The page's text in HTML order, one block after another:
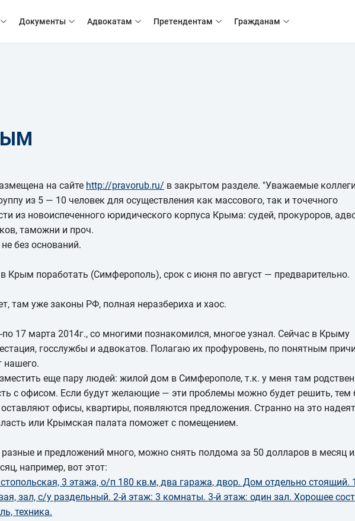
Документы Адвокатам Претендентам Гражданам
на сайте http://pravorub.ru/ в закрытом разделе. "Уважаемые
из 5 — 10 человек для осуществления как массового, так и точечного
из новоиспеченного юридического корпуса Крыма: судей, прокуроров,
таможни и проч.
без оснований.
Крым поработать (Симферополь), срок с июня по август — предварительно.
там уже законы РФ, полная неразбериха и хаос.
17 марта 2014г., со многими познакомился, многое узнал. Сейчас в Крыму
госслужбы и адвокатов. Полагаю их профуровень, по понятным
нашего.
еще пару людей: жилой дом в Симферополе, т.к. у меня там
с офисом. Если будут желающие — эти проблемы можно будет решить, тем
офисы, квартиры, появляются предложения. Странно на это
или Крымская палата поможет с помещением.
и предложений много, можно снять полдома за 50 долларов в месяц
например, вот этот:
3 этажа, о/п 180 кв.м, два гаража, двор. Дом отдельно стоящий.
зал, с/у раздельный. 2-й этаж: 3 комнаты. 3-й этаж: один зал. Хорошее
техника.